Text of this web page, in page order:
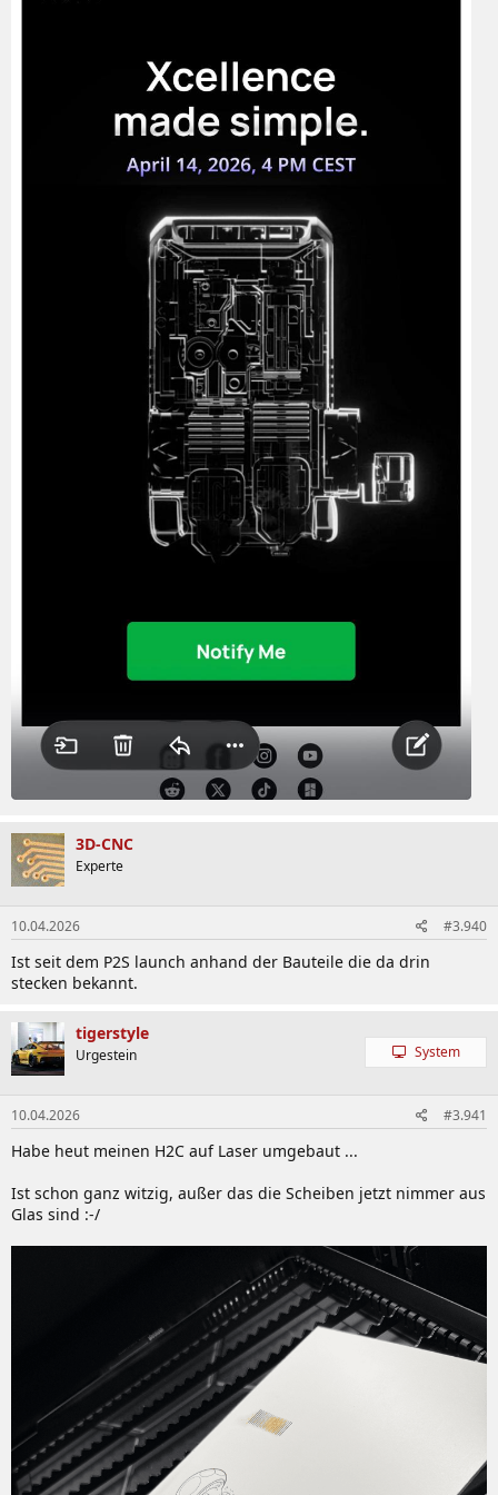
3D-CNC
Experte
10.04.2026 #3.940
Ist seit dem P2S launch anhand der Bauteile die da drin
stecken bekannt.
tigerstyle
Urgestein System
10.04.2026 #3.941
Habe heut meinen H2C auf Laser umgebaut ...
Ist schon ganz witzig, außer das die Scheiben jetzt nimmer aus
Glas sind :-/